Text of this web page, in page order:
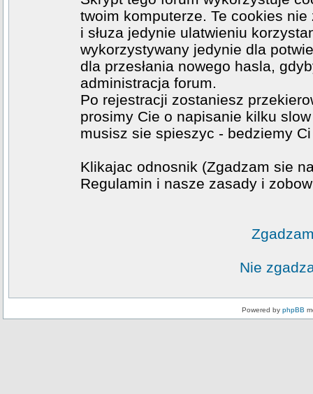
twoim komputerze. Te cookies
i słuza jedynie ulatwieniu
wykorzystywany jedynie dla
dla przesłania nowego hasla,
administracja forum.
Po rejestracji zostaniesz
prosimy Cie o napisanie kilku
musisz sie spieszyc - bedziemy
Klikajac odnosnik (Zgadzam sie
Regulamin i nasze zasady i
Nie
Powered by phpBB